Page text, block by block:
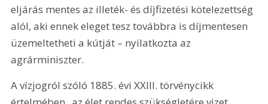
eljárás mentes az illeték- és díjfizetési kötelezettség
alól, aki ennek eleget tesz továbbra is díjmentesen
üzemeltetheti a kútját – nyilatkozta az
agrárminiszter.
A vízjogról szóló 1885. évi XXIII. törvénycikk